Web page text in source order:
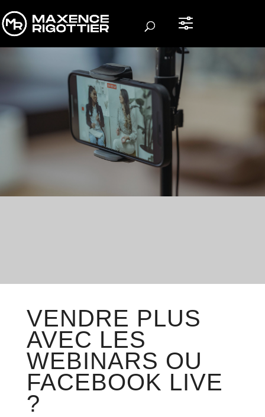
VENDRE PLUS
AVEC LES
WEBINARS OU
FACEBOOK LIVE
?